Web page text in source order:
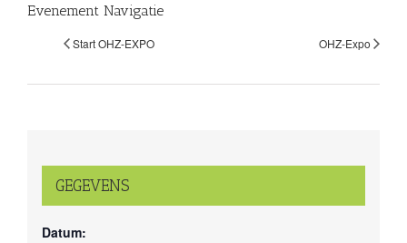
Evenement Navigatie
Start OHZ-EXPO OHZ-Expo
GEGEVENS
Datum: